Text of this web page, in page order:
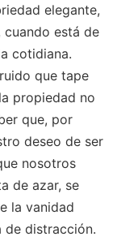
elegante,
cuando está de
cotidiana.
que tape
propiedad no
que, por
deseo de ser
nosotros
de azar, se
la vanidad
de distracción.